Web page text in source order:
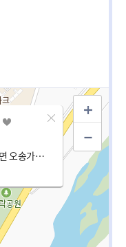
충청북도 청주시 흥덕구 옥산면 오송가락로 1020 . 청주소로초등학교 (옥산면)